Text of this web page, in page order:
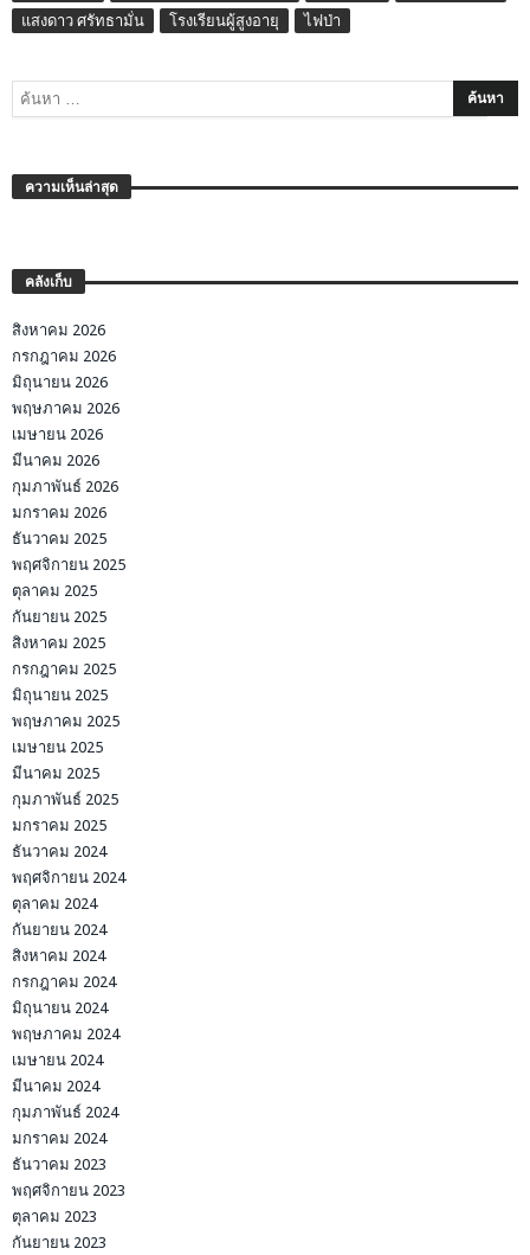
แสงดาว ศรัทธามั่น โรงเรียนผู้สูงอายุ ไฟป่า
ความเห็นล่าสุด
คลังเก็บ
สิงหาคม 2026
กรกฎาคม 2026
มิถุนายน 2026
พฤษภาคม 2026
เมษายน 2026
มีนาคม 2026
กุมภาพันธ์ 2026
มกราคม 2026
ธันวาคม 2025
พฤศจิกายน 2025
ตุลาคม 2025
กันยายน 2025
สิงหาคม 2025
กรกฎาคม 2025
มิถุนายน 2025
พฤษภาคม 2025
เมษายน 2025
มีนาคม 2025
กุมภาพันธ์ 2025
มกราคม 2025
ธันวาคม 2024
พฤศจิกายน 2024
ตุลาคม 2024
กันยายน 2024
สิงหาคม 2024
กรกฎาคม 2024
มิถุนายน 2024
พฤษภาคม 2024
เมษายน 2024
มีนาคม 2024
กุมภาพันธ์ 2024
มกราคม 2024
ธันวาคม 2023
พฤศจิกายน 2023
ตุลาคม 2023
กันยายน 2023